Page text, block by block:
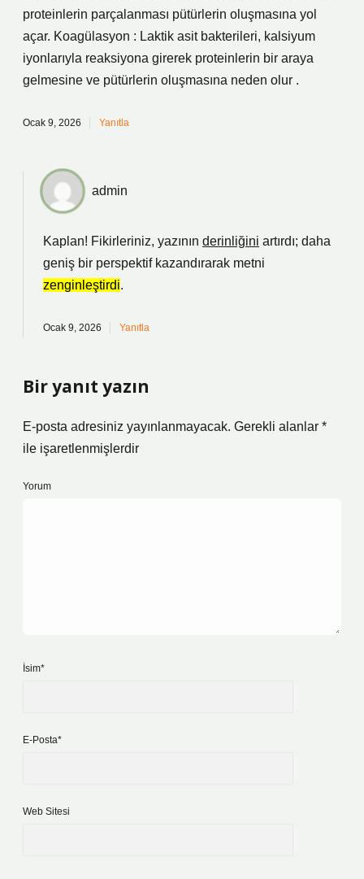
proteinlerin parçalanması pütürlerin oluşmasına yol
açar. Koagülasyon : Laktik asit bakterileri, kalsiyum
iyonlarıyla reaksiyona girerek proteinlerin bir araya
gelmesine ve pütürlerin oluşmasına neden olur .
Ocak 9, 2026 Yanıtla
admin
Kaplan! Fikirleriniz, yazının derinliğini artırdı; daha
geniş bir perspektif kazandırarak metni
zenginleştirdi.
Ocak 9, 2026 Yanıtla
Bir yanıt yazın
E-posta adresiniz yayınlanmayacak. Gerekli alanlar *
ile işaretlenmişlerdir
Yorum
İsim*
E-Posta*
Web Sitesi